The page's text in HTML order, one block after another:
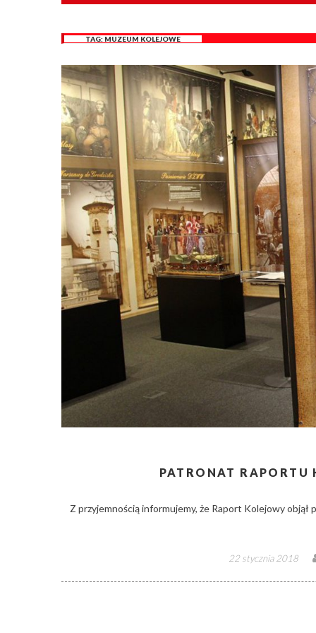
TAG: MUZEUM KOLEJOWE
PATRONAT RAPORTU
Z przyjemnością informujemy, że Raport Kolejowy
Posted
22 stycznia 2018